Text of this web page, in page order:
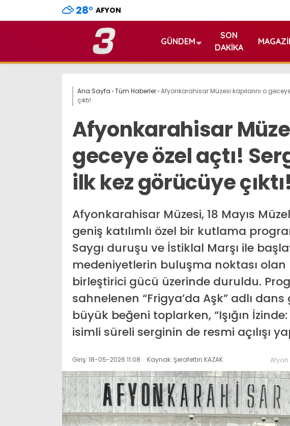
28° AFYON
GÜNDEM
SON
DAKIKA
Ana Sayfa ›Tüm Haberler›Afyonkarahisar Müzesi kapılarını o
çıktı!
Afyonkarahisar
geceye özel açtı!
ilk kez görücüye çıktı!
Afyonkarahisar Müzesi, 18 Mayıs
geniş katılımlı özel bir kutlama
Saygı duruşu ve İstiklal Marşı ile
medeniyetlerin buluşma noktası
birleştirici gücü üzerinde duruldu.
sahnelenen “Frigya’da Aşk” adlı
büyük beğeni toplarken, “Işığın
isimli süreli serginin de resmi açılışı
Giriş: 18-05-2026 11:08 Kaynak: Şerafettin KAZAK Afyon